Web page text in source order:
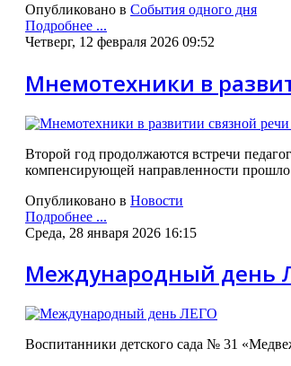
Опубликовано в События одного дня
Подробнее ...
Четверг, 12 февраля 2026 09:52
Мнемотехники в
Второй год продолжаются встречи
компенсирующей направленности
Опубликовано в Новости
Подробнее ...
Среда, 28 января 2026 16:15
Международный день
Воспитанники детского сада № 31